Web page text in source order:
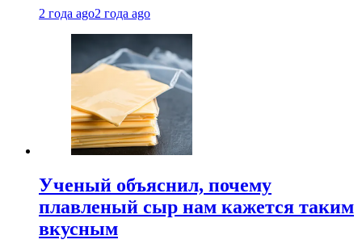
2 года ago2 года ago
Ученый объяснил, почему
плавленый сыр нам кажется таким
вкусным